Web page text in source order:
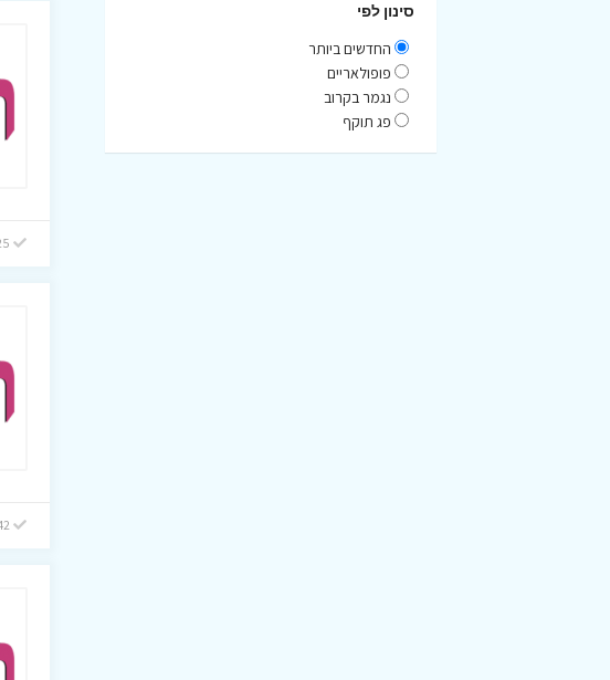
42 כבר חסכו! 2 היום
סינון לפי
החדשים ביותר
פופולאריים
נגמר בקרוב
פג תוקף